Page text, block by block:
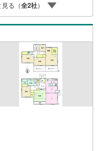
収支の資金の流れを分かり
ライフプランに合った資金
る（全2社）